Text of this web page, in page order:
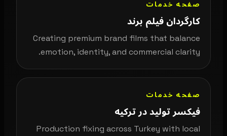
صفحه خدمات
کارگردان فیلم برند
Creating premium brand films that balance
emotion, identity, and commercial clarity.
صفحه خدمات
فیکسر تولید در ترکیه
Production fixing across Turkey with local